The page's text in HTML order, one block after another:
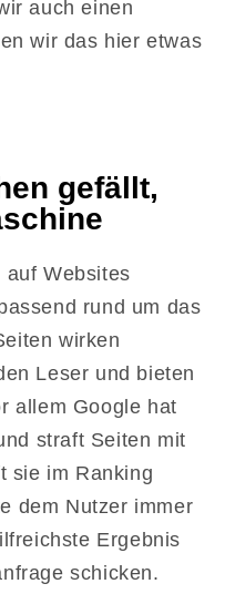
auch einen
wir das hier etwas
gefällt,
auf Websites
rund um das
wirken
Leser und bieten
allem Google hat
straft Seiten mit
sie im Ranking
dem Nutzer immer
Ergebnis
schicken.